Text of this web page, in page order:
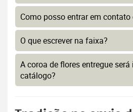
Como posso entrar em contato
O que escrever na faixa?
A coroa de flores entregue
catálogo?